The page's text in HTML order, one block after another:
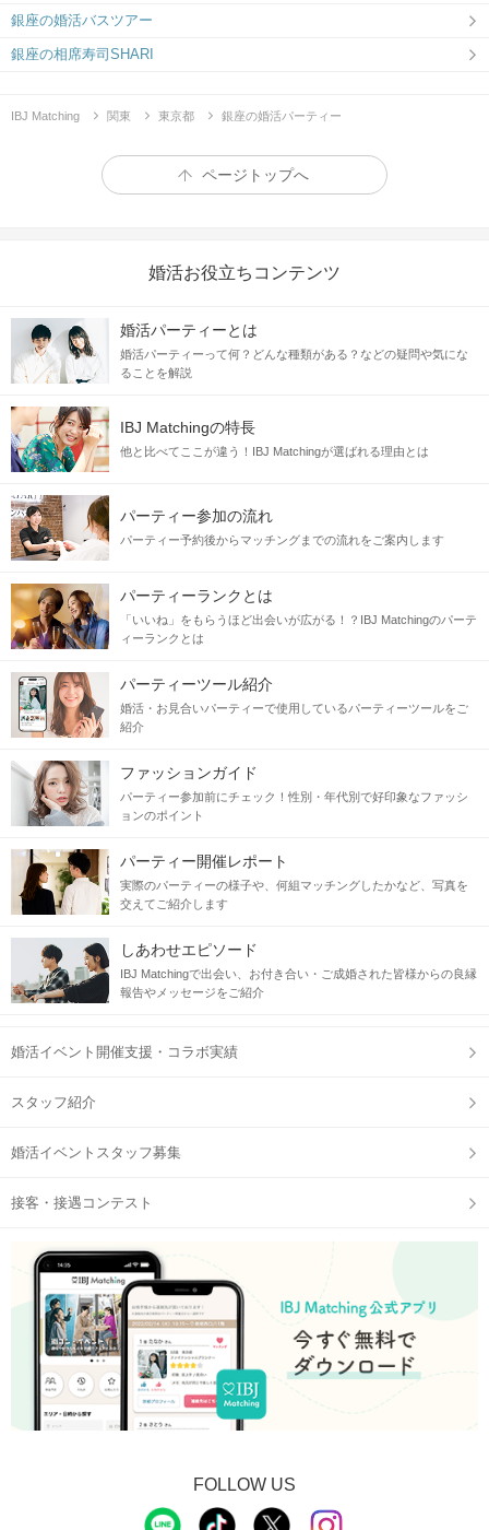
銀座の婚活バスツアー
銀座の相席寿司SHARI
IBJ Matching 関東 東京都 銀座の婚活パーティー
ページトップへ
婚活お役立ちコンテンツ
婚活パーティーとは
婚活パーティーって何？どんな種類がある？などの疑問や気にな
ることを解説
IBJ Matchingの特長
他と比べてここが違う！IBJ Matchingが選ばれる理由とは
パーティー参加の流れ
パーティー予約後からマッチングまでの流れをご案内します
パーティーランクとは
「いいね」をもらうほど出会いが広がる！？IBJ Matchingのパーテ
ィーランクとは
パーティーツール紹介
婚活・お見合いパーティーで使用しているパーティーツールをご
紹介
ファッションガイド
パーティー参加前にチェック！性別・年代別で好印象なファッシ
ョンのポイント
パーティー開催レポート
実際のパーティーの様子や、何組マッチングしたかなど、写真を
交えてご紹介します
しあわせエピソード
IBJ Matchingで出会い、お付き合い・ご成婚された皆様からの良縁
報告やメッセージをご紹介
婚活イベント開催支援・コラボ実績
スタッフ紹介
婚活イベントスタッフ募集
接客・接遇コンテスト
FOLLOW US